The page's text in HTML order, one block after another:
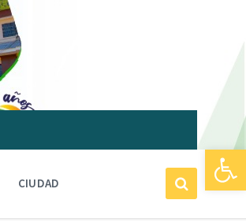
Abrir barra de herramientas
CIUDAD